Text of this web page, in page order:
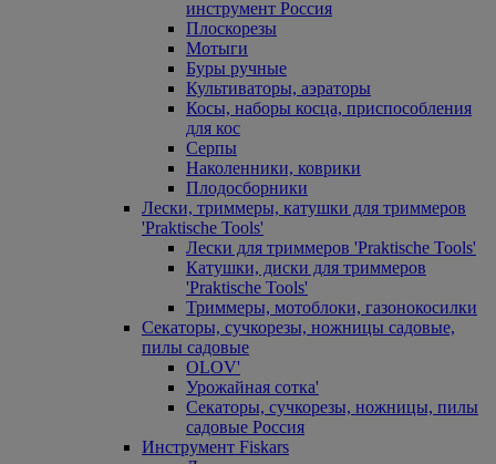
инструмент Россия
Плоскорезы
Мотыги
Буры ручные
Культиваторы, аэраторы
Косы, наборы косца, приспособления
для кос
Серпы
Наколенники, коврики
Плодосборники
Лески, триммеры, катушки для триммеров
'Praktische Tools'
Лески для триммеров 'Praktische Tools'
Катушки, диски для триммеров
'Praktische Tools'
Триммеры, мотоблоки, газонокосилки
Секаторы, сучкорезы, ножницы садовые,
пилы садовые
OLOV'
Урожайная сотка'
Секаторы, сучкорезы, ножницы, пилы
садовые Россия
Инструмент Fiskars